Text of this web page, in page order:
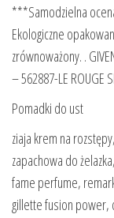
***Samodzielna
Ekologiczne
zrównoważony. .
– 562887-LE ROUGE
Pomadki do ust
ziaja krem na
zapachowa do
fame perfume,
gillette fusion power,